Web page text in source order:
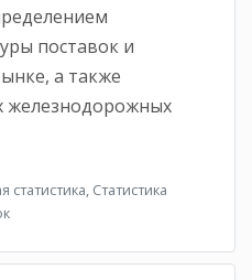
поставок и
а также
железнодорожных
Статистика